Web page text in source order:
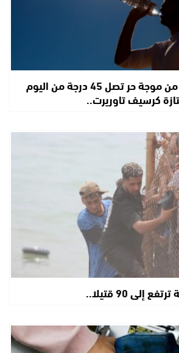
نشرة إنذارية تحذر من موجة حر تصل 45 درجة من اليوم
كرسيف تاوريرت..
90 قتيلا..